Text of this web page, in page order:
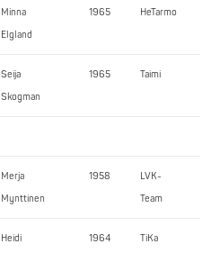
Minna
Elgland
1965 HeTarmo
Seija
Skogman
1965 Taimi
Merja
Mynttinen
1958
LVK-
Team
Heidi
1964 TiKa